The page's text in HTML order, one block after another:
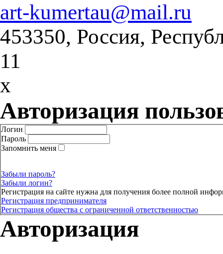
art-kumertau@mail.ru
453350, Россия,
11
x
Авторизация
Логин
Пароль
Запомнить меня
Забыли пароль?
Забыли логин?
Регистрация на сайте нужна для получения более полной
Регистрация предпринимателя
Регистрация общества с ограниченной ответственностью
Авторизация